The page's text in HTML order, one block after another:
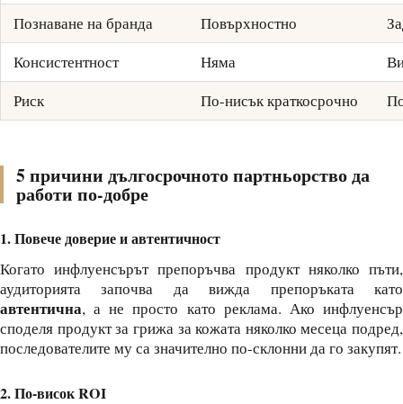
Познаване на бранда
Повърхностно
Консистентност
Няма
Риск
По-нисък краткосрочно
5 причини дългосрочното партньорство да
работи по-добре
1. Повече доверие и автентичност
Когато инфлуенсърът препоръчва продукт няколко пъти,
аудиторията започва да вижда препоръката като
автентична, а не просто като реклама. Ако инфлуенсър
споделя продукт за грижа за кожата няколко месеца подред,
последователите му са значително по-склонни да го закупят.
2. По-висок ROI